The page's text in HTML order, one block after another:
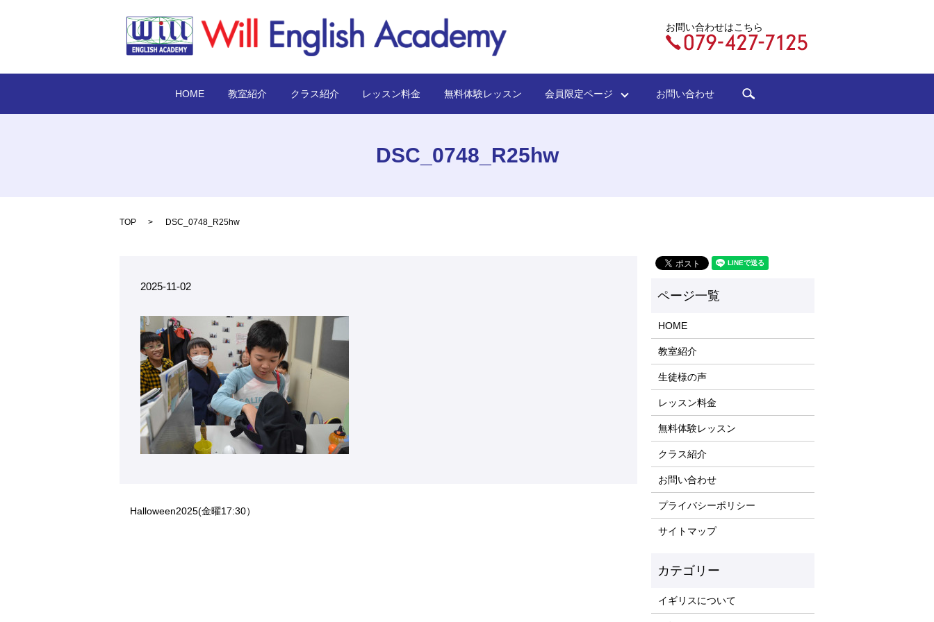
お問い合わせはこちら
HOME 教室紹介 クラス紹介 レッスン料金 無料体験レッスン 会員限定ページ お問い合わせ
DSC_0748_R25hw
TOP DSC_0748_R25hw
2025-11-02
Halloween2025(金曜17:30）
HOME
教室紹介
生徒様の声
レッスン料金
無料体験レッスン
クラス紹介
お問い合わせ
プライバシーポリシー
サイトマップ
イギリスについて